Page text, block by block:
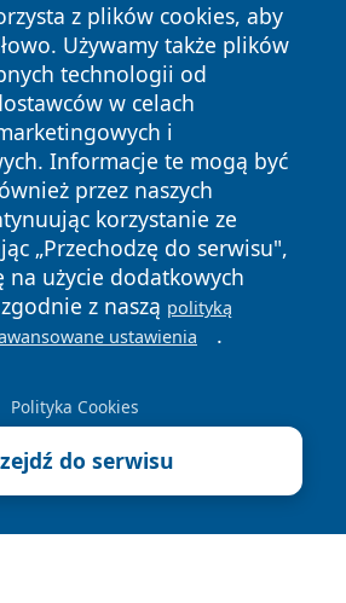
z plików cookies, aby
Używamy także plików
technologii od
w celach
i
Informacje te mogą być
przez naszych
korzystanie ze
„Przechodzę do serwisu",
na użycie dodatkowych
z naszą polityką
ustawienia .
Polityka Cookies
do serwisu
Wszystkie prawa
Polityka
Cookies